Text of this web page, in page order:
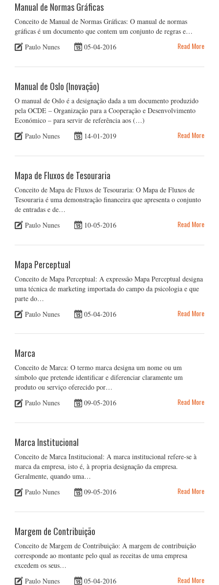
Manual de Normas Gráficas
Conceito de Manual de Normas Gráficas: O manual de normas
gráficas é um documento que contem um conjunto de regras e…
Paulo Nunes
05-04-2016 Read More
Manual de Oslo (Inovação)
O manual de Oslo é a designação dada a um documento produzido
pela OCDE – Organização para a Cooperação e Desenvolvimento
Económico – para servir de referência aos (…)
Paulo Nunes
14-01-2019 Read More
Mapa de Fluxos de Tesouraria
Conceito de Mapa de Fluxos de Tesouraria: O Mapa de Fluxos de
Tesouraria é uma demonstração financeira que apresenta o conjunto
de entradas e de…
Paulo Nunes
10-05-2016 Read More
Mapa Perceptual
Conceito de Mapa Perceptual: A expressão Mapa Perceptual designa
uma técnica de marketing importada do campo da psicologia e que
parte do…
Paulo Nunes
05-04-2016 Read More
Marca
Conceito de Marca: O termo marca designa um nome ou um
símbolo que pretende identificar e diferenciar claramente um
produto ou serviço oferecido por…
Paulo Nunes
09-05-2016 Read More
Marca Institucional
Conceito de Marca Institucional: A marca institucional refere-se à
marca da empresa, isto é, à propria designação da empresa.
Geralmente, quando uma…
Paulo Nunes
09-05-2016 Read More
Margem de Contribuição
Conceito de Margem de Contribuição: A margem de contribuição
corresponde ao montante pelo qual as receitas de uma empresa
excedem os seus…
Paulo Nunes
05-04-2016 Read More